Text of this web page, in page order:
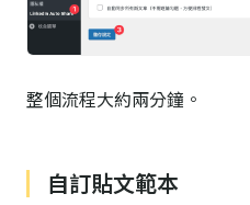
整個流程大約兩分鐘。
自訂貼文範本